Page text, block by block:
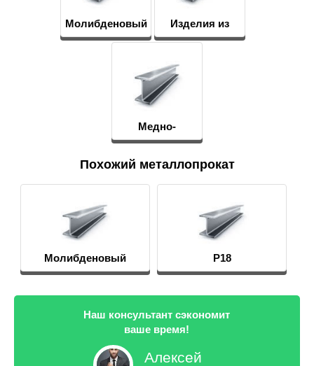
Молибденовый
лист
Изделия из
молибдена
Медно-
молибденовые
Похожий металлопрокат
Молибденовый
пруток, круг
Р18
Наш консультант сэкономит
ваше время!
Алексей